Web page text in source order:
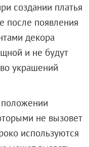
создании платья
после появления
декора
и не будут
украшений
не вызовет
используются